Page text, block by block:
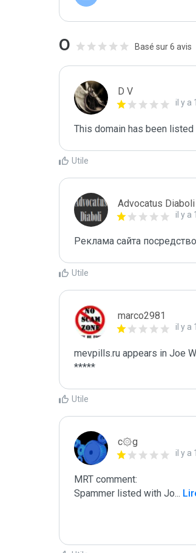
0 Basé sur 6 avis
D V
il y a
This domain has been
Utile
Advocatus Diaboli
il y a
Реклама сайта
Utile
marco2981
il y a
mevpills.ru appears in Joe
*****
Utile
c۞g
il y a
MRT comment:
Spammer listed with Jo...